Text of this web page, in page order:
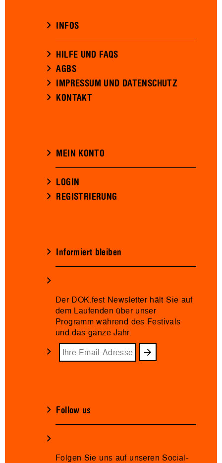
INFOS
HILFE UND FAQS
AGBS
IMPRESSUM UND DATENSCHUTZ
KONTAKT
MEIN KONTO
LOGIN
REGISTRIERUNG
Informiert bleiben
Der DOK.fest Newsletter hält Sie auf
dem Laufenden über unser
Programm während des Festivals
und das ganze Jahr.
Follow us
Folgen Sie uns auf unseren Social-